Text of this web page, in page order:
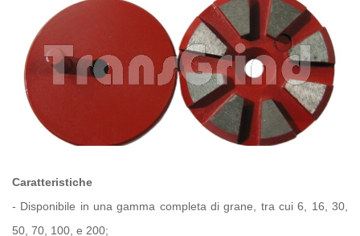
Caratteristiche
- Disponibile in una gamma completa di grane, tra cui6, 16, 30,
50, 70, 100, e 200;